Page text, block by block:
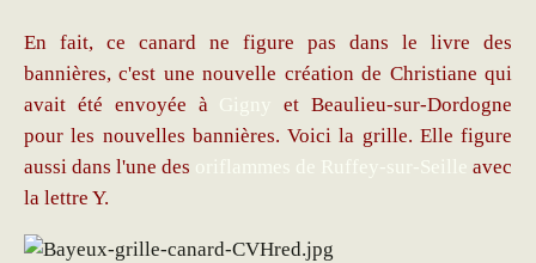
En fait, ce canard ne figure pas dans le livre des
bannières, c'est une nouvelle création de Christiane qui
avait été envoyée à Gigny
et Beaulieu-sur-Dordogne
pour les nouvelles bannières. Voici la grille. Elle figure
aussi dans l'une des oriflammes de Ruffey-sur-Seille avec
la lettre Y.